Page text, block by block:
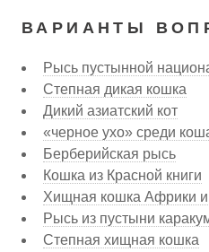
ВАРИАНТЫ
Рысь пустынной
Степная дикая кошка
Дикий азиатский кот
«черное ухо» среди
Берберийская рысь
Кошка из Красной книги
Хищная кошка Африки и
Рысь из пустыни
Степная хищная кошка